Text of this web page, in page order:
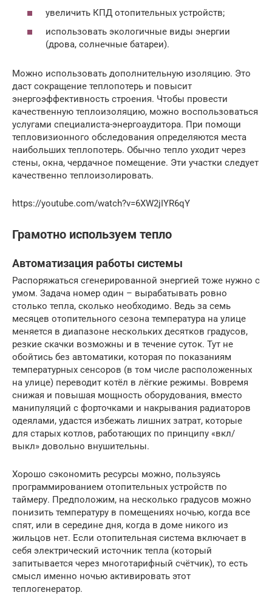
увеличить КПД отопительных устройств;
использовать экологичные виды энергии
(дрова, солнечные батареи).
Можно использовать дополнительную изоляцию. Это
даст сокращение теплопотерь и повысит
энергоэффективность строения. Чтобы провести
качественную теплоизоляцию, можно воспользоваться
услугами специалиста-энергоаудитора. При помощи
тепловизионного обследования определяются места
наибольших теплопотерь. Обычно тепло уходит через
стены, окна, чердачное помещение. Эти участки следует
качественно теплоизолировать.
https://youtube.com/watch?v=6XW2jIYR6qY
Грамотно используем тепло
Автоматизация работы системы
Распоряжаться сгенерированной энергией тоже нужно с
умом. Задача номер один – вырабатывать ровно
столько тепла, сколько необходимо. Ведь за семь
месяцев отопительного сезона температура на улице
меняется в диапазоне нескольких десятков градусов,
резкие скачки возможны и в течение суток. Тут не
обойтись без автоматики, которая по показаниям
температурных сенсоров (в том числе расположенных
на улице) переводит котёл в лёгкие режимы. Вовремя
снижая и повышая мощность оборудования, вместо
манипуляций с форточками и накрывания радиаторов
одеялами, удастся избежать лишних затрат, которые
для старых котлов, работающих по принципу «вкл/
выкл» довольно внушительны.
Хорошо сэкономить ресурсы можно, пользуясь
программированием отопительных устройств по
таймеру. Предположим, на несколько градусов можно
понизить температуру в помещениях ночью, когда все
спят, или в середине дня, когда в доме никого из
жильцов нет. Если отопительная система включает в
себя электрический источник тепла (который
запитывается через многотарифный счётчик), то есть
смысл именно ночью активировать этот
теплогенератор.